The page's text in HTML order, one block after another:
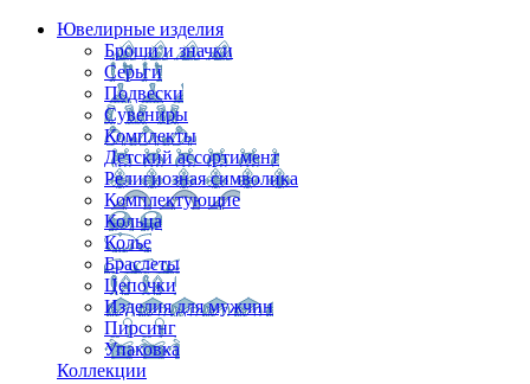
Ювелирные изделия
Броши и значки
Серьги
Подвески
Сувениры
Комплекты
Детский ассортимент
Религиозная символика
Комплектующие
Кольца
Колье
Браслеты
Цепочки
Изделия для мужчин
Пирсинг
Упаковка
Коллекции